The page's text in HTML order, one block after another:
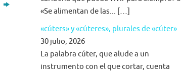
«Se alimentan de las... […]
«cúters» y «cúteres», plurales de «cúter»
30 julio, 2026
La palabra cúter, que alude a un
instrumento con el que cortar, cuenta